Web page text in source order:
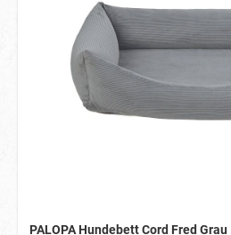
PALOPA Hundebett Cord Fred Grau